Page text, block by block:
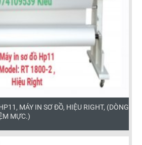
MÁY IN SƠ ĐỒ, HIỆU RIGHT, (DÒNG
MỰC.)